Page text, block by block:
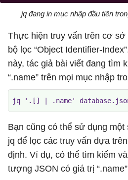
jq đang in mục nhập đầu tiên
Thực hiện truy vấn trên cơ
bộ lọc “Object Identifier-
này, tác giả bài viết đang tìm
“.name” trên mọi mục nhập
jq '.[] | .name'
Bạn cũng có thể sử dụng
jq để lọc các truy vấn dựa
định. Ví dụ, có thể tìm kiếm
tượng JSON có giá trị